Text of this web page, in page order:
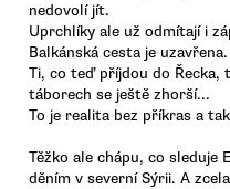
nedovolí jít.
Uprchlíky ale už odmítají i
Balkánská cesta je uzavřena.
Ti, co teď příjdou do Řecka,
táborech se ještě zhorší...
To je realita bez příkras a
Těžko ale chápu, co sleduje
děním v severní Sýrii. A